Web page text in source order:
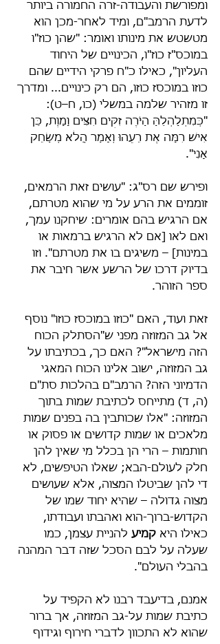
ומפורשת והעבודה-זרה החמורה ביותר
לדעת הרמב"ם, ומיד לאחר-מכן הוא
מטשטש את מינותו ואומר: "שהן כוז"ו
במוכס"ז כוז"ו, הכינויים של היחוד
העליון", כאילו כ"ח פרקי הידיים שהם
כוזו במוכסז כוזו, הם רק כינויים... ומדרך
זו מזהיר שלמה במשלי (כו, ח–ט):
"כְּמִתְלַהְלֵהַּ הַיֹּרֶה זִקִּים חִצִּים וָמָוֶת, כֵּן
אִישׁ רִמָּה אֶת רֵעֵהוּ וְאָמַר הֲ‍לֹא מְשַׂחֵק
אָנִי".
ופירש שם רס"ג: "עושים זאת הרמאים,
זוממים את הרע על מי שהוא מטרתם,
אם הרגיש בהם אומרים: שיחקנו עמך,
ואם לאו [אם לא הרגיש ברמאות או
במינות] – משיגים בו את מטרתם". וזו
בדיוק דרכו של הרשע אשר חיבר את
ספר הזוהר.
זאת ועוד, האם "כוזו במוכסז כוזו" נוסף
אל גב המזוזה מפני ש"הסתלק הכוח
הזה מישראל"? האם כך, בכתיבתו על
גב המזוזה, ישוב אלינו הכוח המאגי
הדמיוני הזה? הרמב"ם בהלכות סת"ם
(ה, ד) מתייחס לכתיבת שמות בתוך
המזוזה: "אלו שכותבין בה בפנים שמות
מלאכים או שמות קדושים או פסוק או
חותמות – הרי הן בכלל מי שאין להן
חלק לעולם-הבא; שאלו הטיפשים, לא
די להן שביטלו המצוה, אלא שעושים
מצוה גדולה – שהיא יחוד שמו של
הקדוש-ברוך-הוא ואהבתו ועבודתו,
כאילו היא קמיע להניית עצמן, כמו
שעלה על לבם הסכל שזה דבר המהנה
בהבלי העולם".
אמנם, בדיעבד רבנו לא הקפיד על
כתיבת שמות על-גב המזוזה, אך ברור
שהוא לא התכוון לדברי חירוף וגידוף